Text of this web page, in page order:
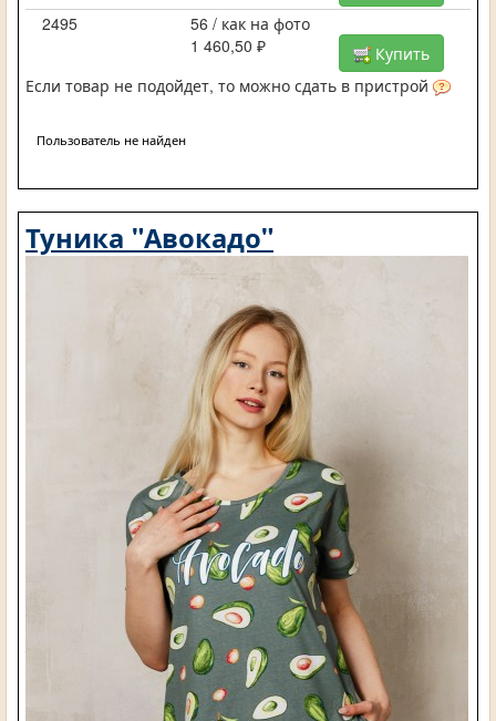
2495
56 / как на фото
1 460,50 ₽
Купить
Если товар не подойдет, то можно сдать в пристрой
Пользователь не найден
Туника "Авокадо"